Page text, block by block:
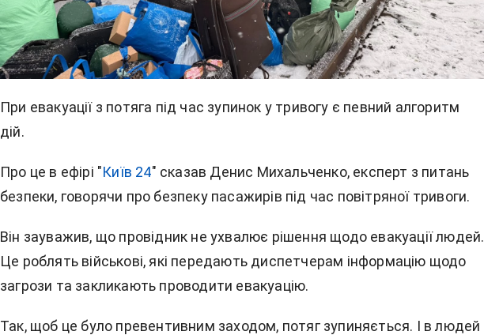
При евакуації з потяга під час зупинок у тривогу є певний алгоритм
дій.
Про це в ефірі "Київ 24" сказав Денис Михальченко, експерт з питань
безпеки, говорячи про безпеку пасажирів під час повітряної тривоги.
Він зауважив, що провідник не ухвалює рішення щодо евакуації людей.
Це роблять військові, які передають диспетчерам інформацію щодо
загрози та закликають проводити евакуацію.
Так, щоб це було превентивним заходом, потяг зупиняється. І в людей